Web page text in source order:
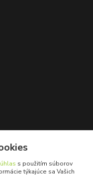
s použitím súborov
týkajúce sa Vašich